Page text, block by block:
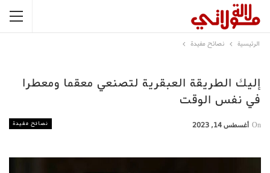
الرئيسية نصائح مفيدة
إليك الطريقة العبقرية لتصنعي معقما ومعطرا
في نفس الوقت
نصائح مفيدة On أغسطس 14, 2023